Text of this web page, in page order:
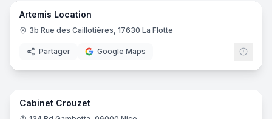
Artemis Location
3b Rue des Caillotières, 17630 La Flotte
Partager Google Maps
17
Cabinet Crouzet